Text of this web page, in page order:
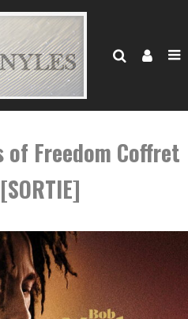
of Freedom Coffret